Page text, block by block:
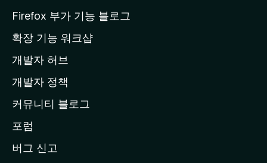
a
페
이
지
이
동
Firefox 부가 기능 블로그
확장 기능 워크샵
개발자 허브
개발자 정책
커뮤니티 블로그
포럼
버그 신고